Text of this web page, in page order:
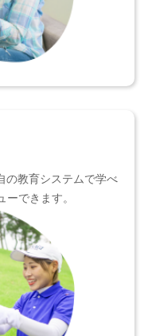
の教育システムで学べ
できます。